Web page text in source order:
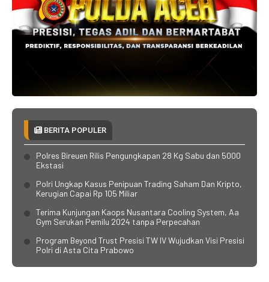
BERITA POPULER
Polres Bireuen Rilis Pengungkapan 28 Kg Sabu dan 5000
Ekstasi
Polri Ungkap Kasus Penipuan Trading Saham Dan Kripto,
Kerugian Capai Rp 105 Miliar
Terima Kunjungan Kaops Nusantara Cooling System, Aa
Gym Serukan Pemilu 2024 tanpa Perpecahan
Program Beyond Trust Presisi TW IV Wujudkan Visi Presisi
Polri di Asta Cita Prabowo